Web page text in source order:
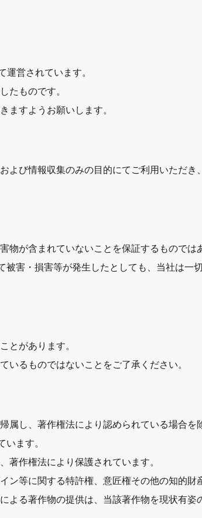
営されています。
たものです。
ますようお願いします。
び情報収集のみの目的にてご利用いただき
物が含まれていないことを保証するものでは
害・損害等が発生したとしても、当社は一
とがあります。
いるものではないことをご了承ください。
し、著作権法により認められている場合を
います。
著作権法により保護されています。
ン等に関する特許権、意匠権その他の知的財
よる著作物の提供は、当該著作物を現状有姿